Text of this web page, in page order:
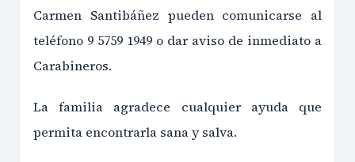
Carmen Santibáñez pueden comunicarse al
teléfono 9 5759 1949 o dar aviso de inmediato a
Carabineros.
La familia agradece cualquier ayuda que
permita encontrarla sana y salva.